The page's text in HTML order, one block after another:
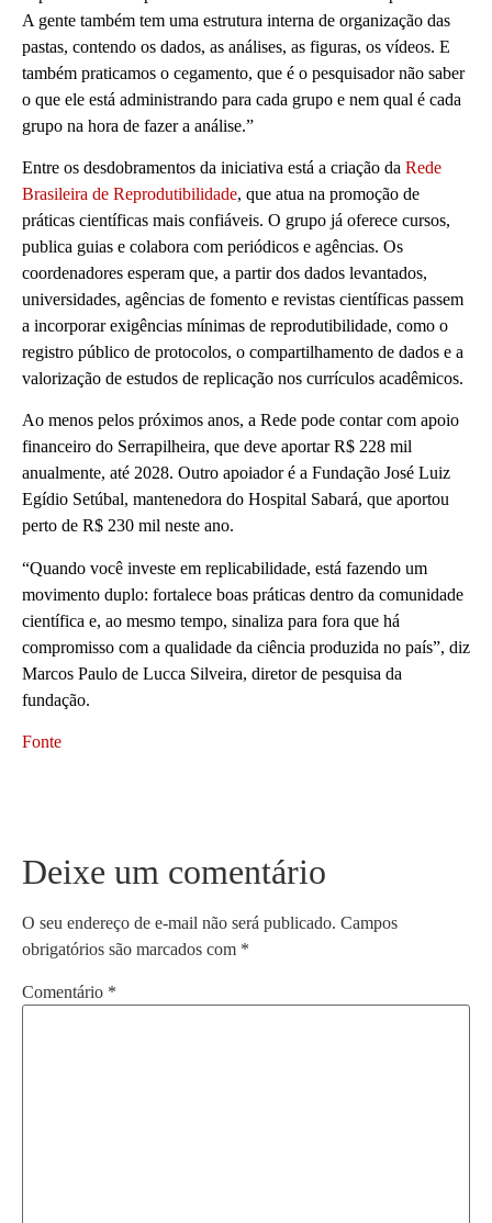
A gente também tem uma estrutura interna de organização das
pastas, contendo os dados, as análises, as figuras, os vídeos. E
também praticamos o cegamento, que é o pesquisador não saber
o que ele está administrando para cada grupo e nem qual é cada
grupo na hora de fazer a análise.”
Entre os desdobramentos da iniciativa está a criação da Rede
Brasileira de Reprodutibilidade, que atua na promoção de
práticas científicas mais confiáveis. O grupo já oferece cursos,
publica guias e colabora com periódicos e agências. Os
coordenadores esperam que, a partir dos dados levantados,
universidades, agências de fomento e revistas científicas passem
a incorporar exigências mínimas de reprodutibilidade, como o
registro público de protocolos, o compartilhamento de dados e a
valorização de estudos de replicação nos currículos acadêmicos.
Ao menos pelos próximos anos, a Rede pode contar com apoio
financeiro do Serrapilheira, que deve aportar R$ 228 mil
anualmente, até 2028. Outro apoiador é a Fundação José Luiz
Egídio Setúbal, mantenedora do Hospital Sabará, que aportou
perto de R$ 230 mil neste ano.
“Quando você investe em replicabilidade, está fazendo um
movimento duplo: fortalece boas práticas dentro da comunidade
científica e, ao mesmo tempo, sinaliza para fora que há
compromisso com a qualidade da ciência produzida no país”, diz
Marcos Paulo de Lucca Silveira, diretor de pesquisa da
fundação.
Fonte
Deixe um comentário
O seu endereço de e-mail não será publicado. Campos
obrigatórios são marcados com *
Comentário *